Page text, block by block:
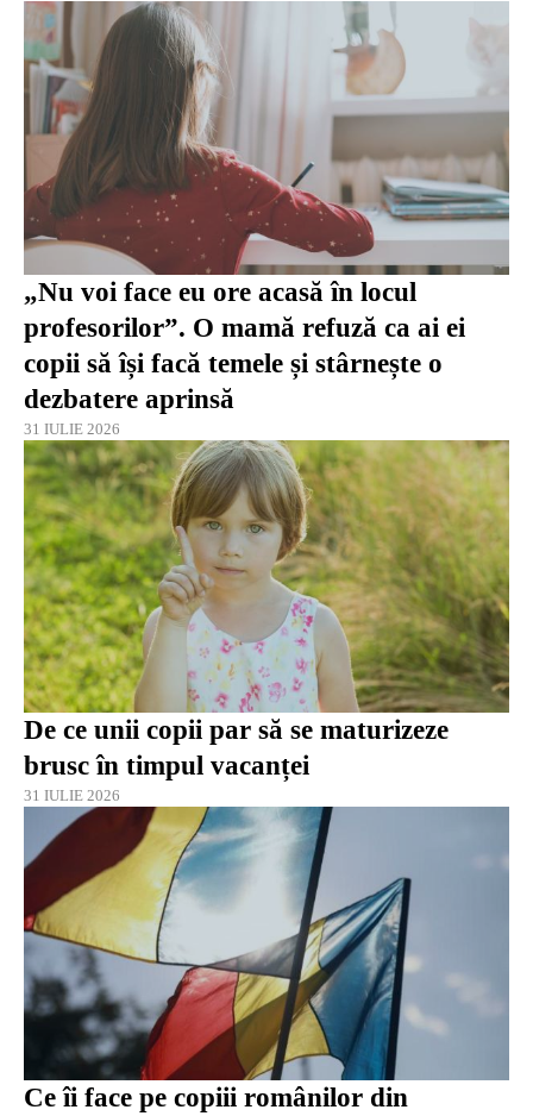
„Nu voi face eu ore acasă în locul
profesorilor”. O mamă refuză ca ai ei
copii să își facă temele și stârnește o
dezbatere aprinsă
31 IULIE 2026
De ce unii copii par să se maturizeze
brusc în timpul vacanței
31 IULIE 2026
Ce îi face pe copiii românilor din